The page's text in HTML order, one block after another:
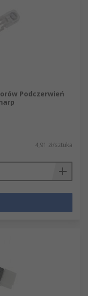
Podczerwień
4,91 zł/sztuka